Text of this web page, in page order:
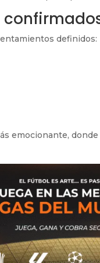
definidos:
emocionante,